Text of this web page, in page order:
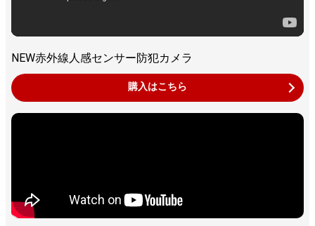
NEW赤外線人感センサー防犯カメラ
購入はこちら